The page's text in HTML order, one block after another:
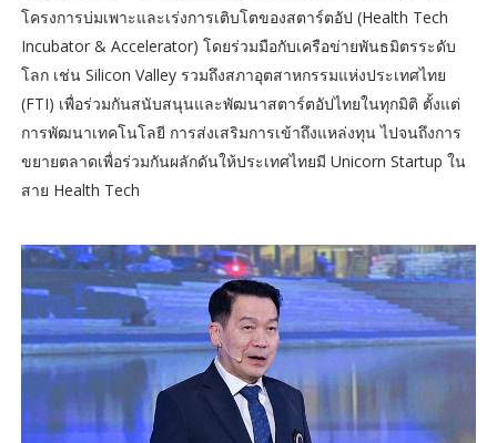
โครงการบ่มเพาะและเร่งการเติบโตของสตาร์ตอัป (Health Tech
Incubator & Accelerator) โดยร่วมมือกับเครือข่ายพันธมิตรระดับ
โลก เช่น Silicon Valley รวมถึงสภาอุตสาหกรรมแห่งประเทศไทย
(FTI) เพื่อร่วมกันสนับสนุนและพัฒนาสตาร์ตอัปไทยในทุกมิติ ตั้งแต่
การพัฒนาเทคโนโลยี การส่งเสริมการเข้าถึงแหล่งทุน ไปจนถึงการ
ขยายตลาดเพื่อร่วมกันผลักดันให้ประเทศไทยมี Unicorn Startup ใน
สาย Health Tech